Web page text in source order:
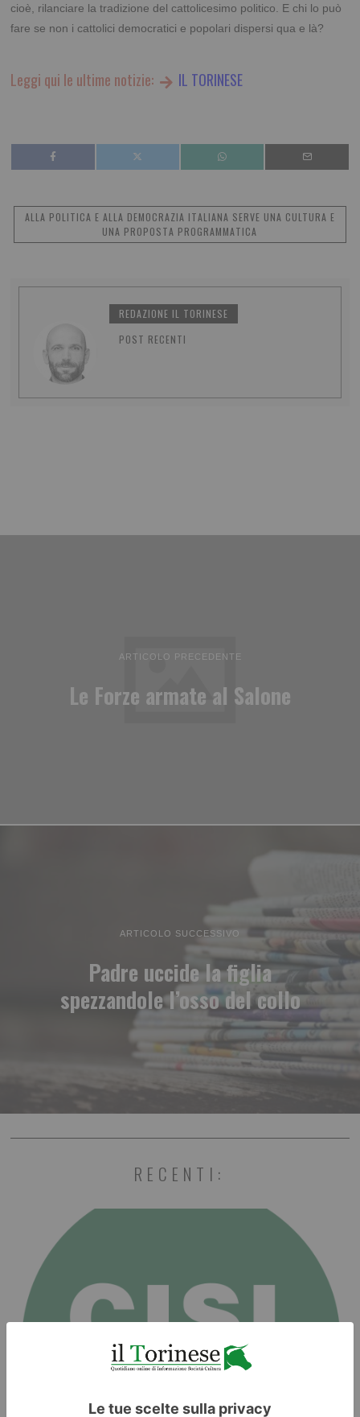
cioè, rilanciare la tradizione del cattolicesimo politico. E chi lo può
fare se non i cattolici democratici e popolari dispersi qua e là?
Leggi qui le ultime notizie: IL TORINESE
ALLA POLITICA E ALLA DEMOCRAZIA ITALIANA SERVE UNA CULTURA E
UNA PROPOSTA PROGRAMMATICA
REDAZIONE IL TORINESE
POST RECENTI
ARTICOLO PRECEDENTE
Le Forze armate al Salone
ARTICOLO SUCCESSIVO
Padre uccide la figlia
spezzandole l’osso del collo
RECENTI: